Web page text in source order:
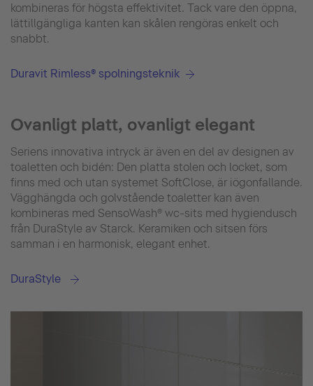
kombineras för högsta effektivitet. Tack vare den öppna,
lättillgängliga kanten kan skålen rengöras enkelt och
snabbt.
Duravit Rimless® spolningsteknik
Ovanligt platt, ovanligt elegant
Seriens innovativa intryck är även en del av designen av
toaletten och bidén: Den platta stolen och locket, som
finns med och utan systemet SoftClose, är iögonfallande.
Vägghängda och golvstående toaletter kan även
kombineras med SensoWash® wc-sits med hygiendusch
från DuraStyle av Starck. Keramiken och sitsen förs
samman i en harmonisk, elegant enhet.
DuraStyle